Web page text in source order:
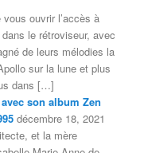
ouvrir l’accès à
le rétroviseur, avec
de leurs mélodies la
sur la lune et plus
dans […]
son album Zen
décembre 18, 2021
et la mère